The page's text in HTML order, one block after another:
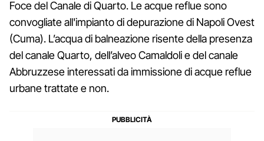
Foce del Canale di Quarto. Le acque reflue sono
convogliate all'impianto di depurazione di Napoli Ovest
(Cuma). L’acqua di balneazione risente della presenza
del canale Quarto, dell’alveo Camaldoli e del canale
Abbruzzese interessati da immissione di acque reflue
urbane trattate e non.